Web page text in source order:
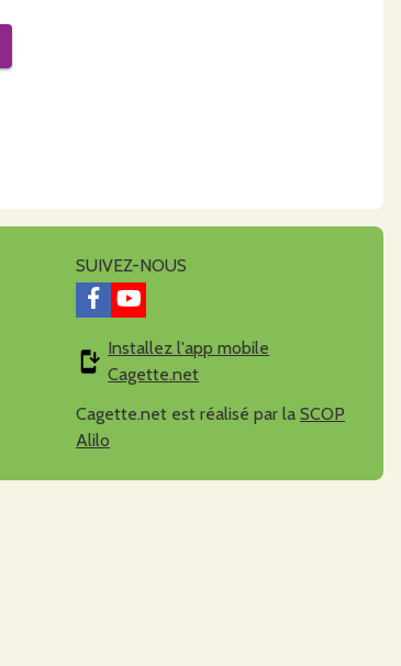
SUIVEZ-NOUS
Installez l'app mobile
Cagette.net
Cagette.net est réalisé par la SCOP
Alilo